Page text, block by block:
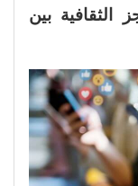
الثقافية بين